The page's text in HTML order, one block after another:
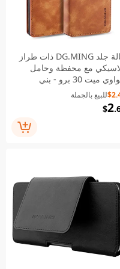
حالة جلد DG.MING ذات طراز
مع محفظة وحامل
ميت 30 برو - بني
للبيع بالجملة
$2